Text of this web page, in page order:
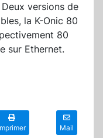
versions de
la K-Onic 80
80
sur Ethernet.
Mail